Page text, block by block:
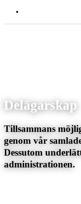
Delägarskap
Tillsammans
genom vår
Dessutom
administrationen.